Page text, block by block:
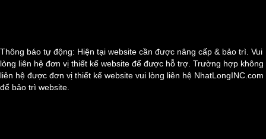
Thông báo tự động: Hiện tại website cần được nâng cấp & bảo trì. Vui
lòng liên hệ đơn vị thiết kế website để được hỗ trợ. Trường hợp không
liên hệ được đơn vị thiết kế website vui lòng liên hệ NhatLongINC.com
để bảo trì website.